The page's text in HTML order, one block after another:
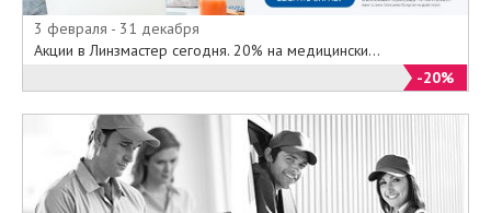
3 февраля - 31 декабря
Акции в Линзмастер сегодня. 20% на медицински...
-20%